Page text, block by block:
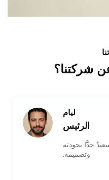
شركتنا؟
أوليفيا
التسويق
علبة عالية
وأنجزوا العمل